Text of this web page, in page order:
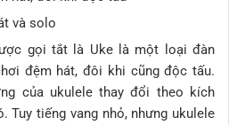
và solo
gọi tắt là Uke là một loại đàn
đệm hát, đôi khi cũng độc tấu.
của ukulele thay đổi theo kích
Tuy tiếng vang nhỏ, nhưng ukulele